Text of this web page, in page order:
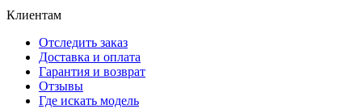
Клиентам
Отследить заказ
Доставка и оплата
Гарантия и возврат
Отзывы
Где искать модель